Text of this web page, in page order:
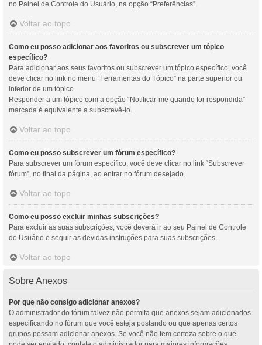
no Painel de Controle do Usuário, na opção “Preferências”.
Voltar ao topo
Como eu posso adicionar aos favoritos ou subscrever um tópico
específico?
Para adicionar aos seus favoritos ou subscrever um tópico específico, você
deve clicar no link no menu “Ferramentas do Tópico” na parte superior ou
inferior de um tópico.
Responder a um tópico com a opção “Notificar-me quando for respondida”
marcada é equivalente a subscrevê-lo.
Voltar ao topo
Como eu posso subscrever um fórum específico?
Para subscrever um fórum específico, você deve clicar no link “Subscrever
fórum”, no final da página, ao entrar no fórum desejado.
Voltar ao topo
Como eu posso excluir minhas subscrições?
Para excluir as suas subscrições, você deverá ir ao seu Painel de Controle
do Usuário e seguir as devidas instruções para suas subscrições.
Voltar ao topo
Sobre Anexos
Por que não consigo adicionar anexos?
O administrador do fórum talvez não permita que anexos sejam adicionados
especificando no fórum que você esteja postando ou que apenas certos
grupos possam adicionar anexos. Se você não tem certeza sobre o que